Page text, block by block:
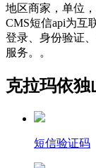
地区商家，单位
CMS短信api为互
登录、身份验证
服务。。
克拉玛依独
短信验证码